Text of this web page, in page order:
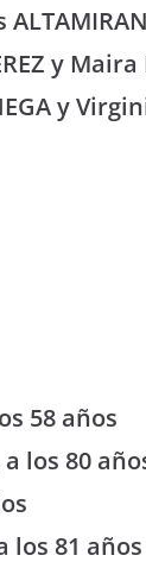
y Maira
y
58 años
los 80
los 81 años